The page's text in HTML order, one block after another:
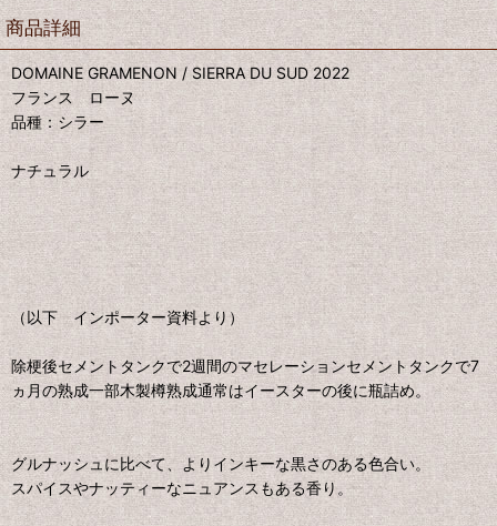
商品詳細
DOMAINE GRAMENON / SIERRA DU SUD 2022
フランス ローヌ
品種：シラー
ナチュラル
（以下 インポーター資料より）
除梗後セメントタンクで2週間のマセレーションセメントタンクで7
ヵ月の熟成一部木製樽熟成通常はイースターの後に瓶詰め。
グルナッシュに比べて、よりインキーな黒さのある色合い。
スパイスやナッティーなニュアンスもある香り。